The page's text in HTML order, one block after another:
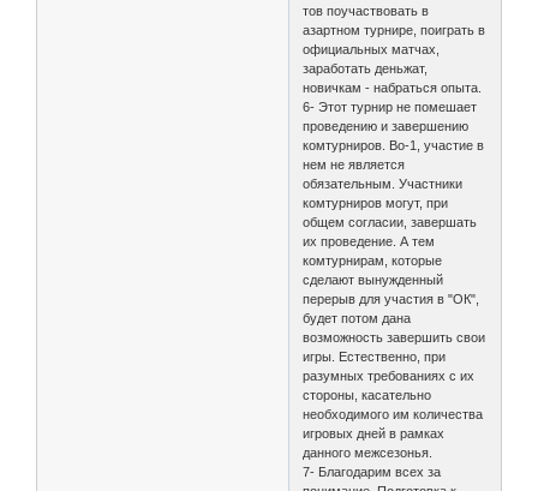
тов поучаствовать в
азартном турнире, поиграть в
официальных матчах,
заработать деньжат,
новичкам - набраться опыта.
6- Этот турнир не помешает
проведению и завершению
комтурниров. Во-1, участие в
нем не является
обязательным. Участники
комтурниров могут, при
общем согласии, завершать
их проведение. А тем
комтурнирам, которые
сделают вынужденный
перерыв для участия в "ОК",
будет потом дана
возможность завершить свои
игры. Естественно, при
разумных требованиях с их
стороны, касательно
необходимого им количества
игровых дней в рамках
данного межсезонья.
7- Благодарим всех за